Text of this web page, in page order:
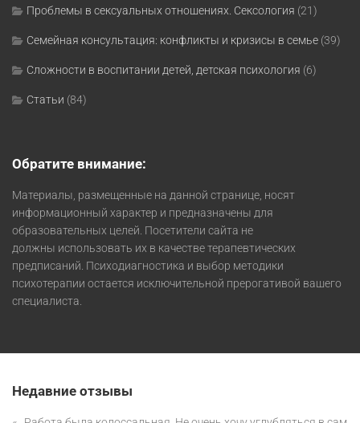
Проблемы в сексуальных отношениях. Сексология (21)
Семейная консультация: конфликты и кризисы в семье (39)
Сложности в воспитании детей, детская психология (6)
Статьи (84)
Обратите внимание:
Материалы, размещенные на данной странице, носят
информационный характер и предназначены для
образовательных целей. Посетители сайта не
должны использовать их в качестве терапевтических
предписаний. Психодиагностика и выбор методики
психотерапии остается исключительной прерогативой вашего
специалиста.
Недавние отзывы